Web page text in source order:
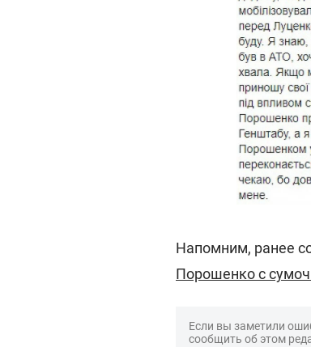
Напомним, ранее
Порошенко с
Если вы заметили
сообщить об этом